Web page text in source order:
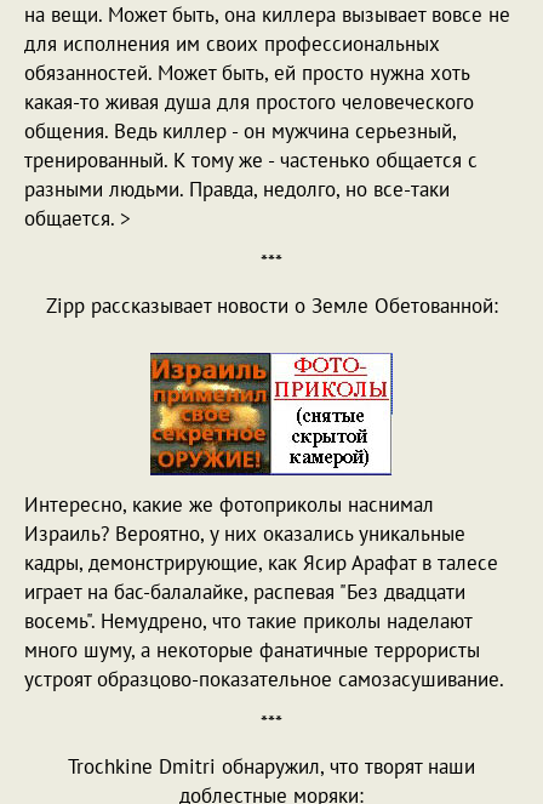
на вещи. Может быть, она киллера вызывает вовсе не
для исполнения им своих профессиональных
обязанностей. Может быть, ей просто нужна хоть
какая-то живая душа для простого человеческого
общения. Ведь киллер - он мужчина серьезный,
тренированный. К тому же - частенько общается с
разными людьми. Правда, недолго, но все-таки
общается. >
***
Zipp рассказывает новости о Земле Обетованной:
Интересно, какие же фотоприколы наснимал
Израиль? Вероятно, у них оказались уникальные
кадры, демонстрирующие, как Ясир Арафат в талесе
играет на бас-балалайке, распевая "Без двадцати
восемь". Немудрено, что такие приколы наделают
много шуму, а некоторые фанатичные террористы
устроят образцово-показательное самозасушивание.
***
Trochkine Dmitri обнаружил, что творят наши
доблестные моряки: